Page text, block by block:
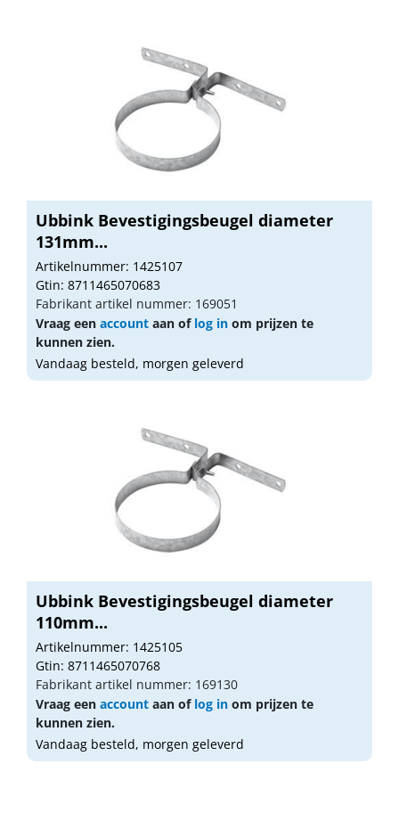
Ubbink Bevestigingsbeugel diameter
131mm...
Artikelnummer: 1425107
Gtin: 8711465070683
Fabrikant artikel nummer: 169051
Vraag een account aan of log in om prijzen te
kunnen zien.
Vandaag besteld, morgen geleverd
Ubbink Bevestigingsbeugel diameter
110mm...
Artikelnummer: 1425105
Gtin: 8711465070768
Fabrikant artikel nummer: 169130
Vraag een account aan of log in om prijzen te
kunnen zien.
Vandaag besteld, morgen geleverd